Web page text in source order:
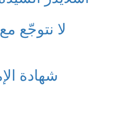
لا نتوجّع
شهادة